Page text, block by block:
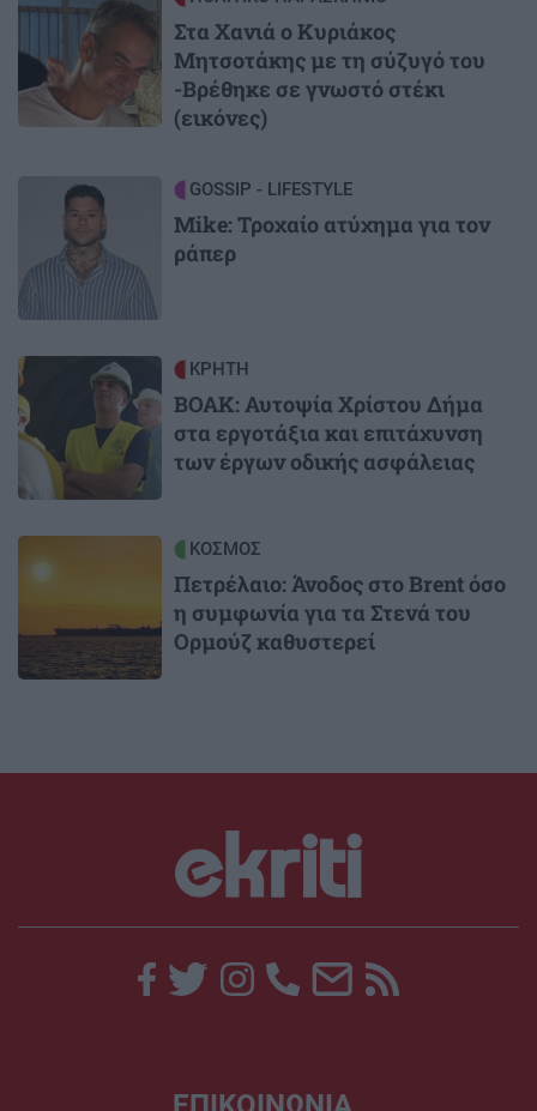
Στα Χανιά ο Κυριάκος
Μητσοτάκης με τη σύζυγό του
-Βρέθηκε σε γνωστό στέκι
(εικόνες)
Image GOSSIP - LIFESTYLE
Mike: Τροχαίο ατύχημα για τον
ράπερ
Image ΚΡΗΤΗ
ΒΟΑΚ: Αυτοψία Χρίστου Δήμα
στα εργοτάξια και επιτάχυνση
των έργων οδικής ασφάλειας
ΚΟΣΜΟΣ
Πετρέλαιο: Άνοδος στο Brent όσο
η συμφωνία για τα Στενά του
Ορμούζ καθυστερεί